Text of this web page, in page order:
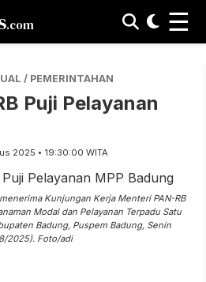
.com ☰
/ PEMERINTAHAN
Puji Pelayanan
2025 • 19:30:00 WITA
Kunjungan Kerja Menteri PAN-RB
Modal dan Pelayanan Terpadu Satu
Badung, Puspem Badung, Senin
2025). Foto/adi